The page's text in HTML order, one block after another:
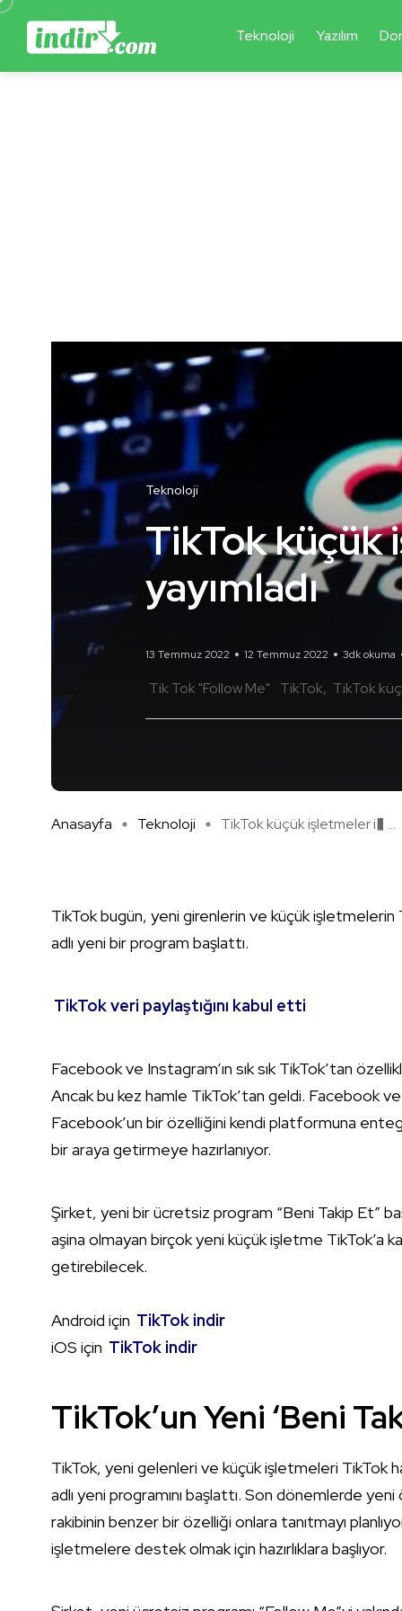
Teknoloji Yazılım
Teknoloji
TikTok küçük
yayımladı
13 Temmuz 2022 12 Temmuz 2022 3dk okuma
Tik Tok "Follow Me" TikTok TikTok
Anasayfa Teknoloji TikTok küçük işletmeler i� ...
TikTok bugün, yeni girenlerin ve küçük işletmelerin
adlı yeni bir program başlattı.
TikTok veri paylaştığını kabul etti
Facebook ve Instagram’ın sık sık TikTok’tan
Ancak bu kez hamle TikTok’tan geldi. Facebook
Facebook’un bir özelliğini kendi platformuna
bir araya getirmeye hazırlanıyor.
Şirket, yeni bir ücretsiz program “Beni Takip Et”
aşina olmayan birçok yeni küçük işletme TikTok’a
getirebilecek.
Android için TikTok indir
iOS için TikTok indir
TikTok’un Yeni ‘Beni
TikTok, yeni gelenleri ve küçük işletmeleri TikTok
adlı yeni programını başlattı. Son dönemlerde
rakibinin benzer bir özelliği onlara tanıtmayı
işletmelere destek olmak için hazırlıklara başlıyor.